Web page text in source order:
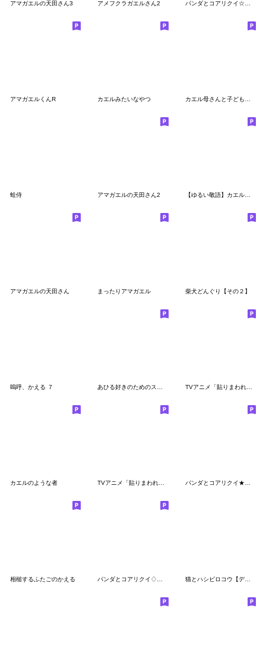
アマガエルの天田さん3 アメフクラガエルさん2
アマガエルくんR カエルみたいなやつ
蛙侍 アマガエルの天田さん2 【ゆるい敬語】カエル母さん日常と年末年始
アマガエルの天田さん まったりアマガエル 柴犬どんぐり【その２】
嗚呼、かえる ７ TVアニメ「貼りまわれ！こいぬ」
カエルのような者 TVアニメ「貼りまわれ！こいぬ」第2弾 パンダとコアリクイ★気持ちを伝える
相槌するふたごのかえる 猫とハシビロコウ【デカ文字】